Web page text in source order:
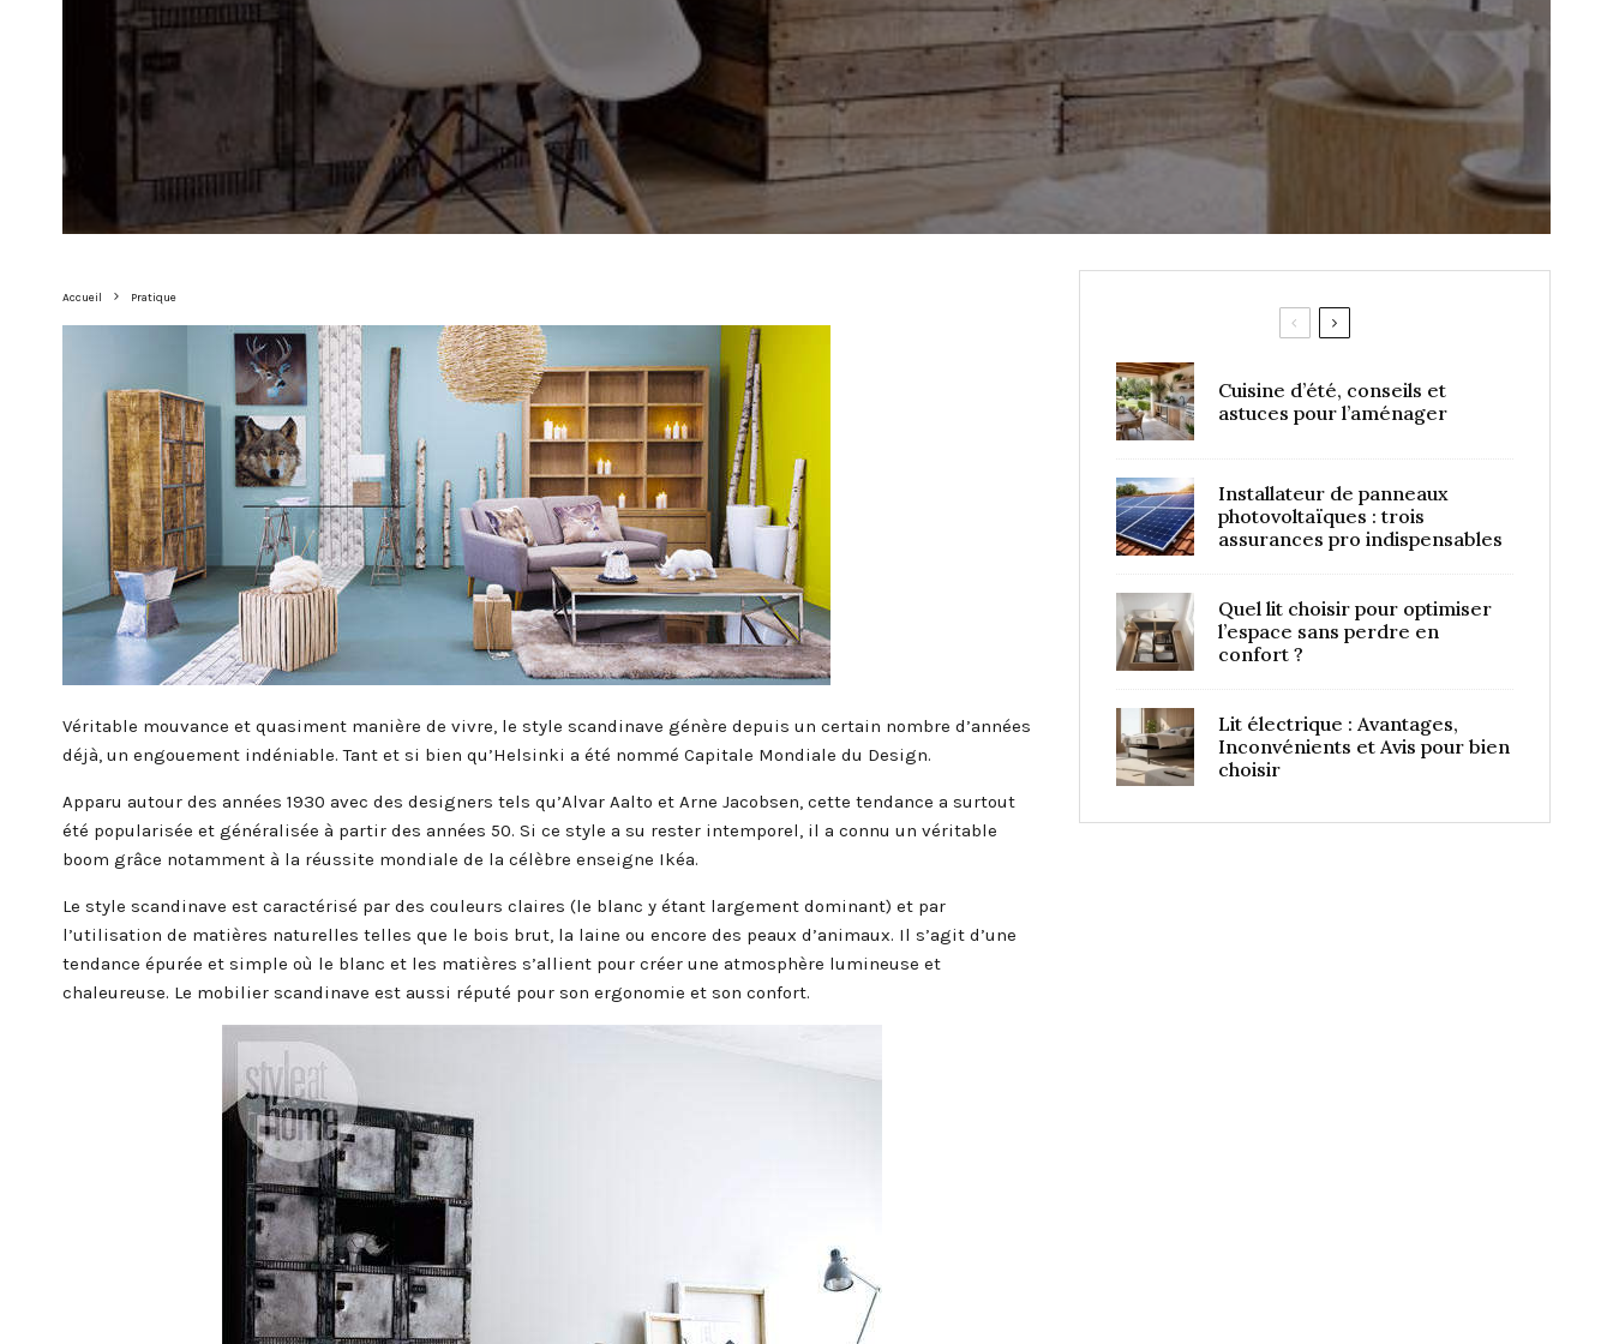
Accueil Pratique
Véritable mouvance et quasiment manière de vivre, le style scandinave génère depuis un certain nombre d’années
déjà, un engouement indéniable. Tant et si bien qu’Helsinki a été nommé Capitale Mondiale du Design.
Apparu autour des années 1930 avec des designers tels qu’Alvar Aalto et Arne Jacobsen, cette tendance a surtout
été popularisée et généralisée à partir des années 50. Si ce style a su rester intemporel, il a connu un véritable
boom grâce notamment à la réussite mondiale de la célèbre enseigne Ikéa.
Le style scandinave est caractérisé par des couleurs claires (le blanc y étant largement dominant) et par
l’utilisation de matières naturelles telles que le bois brut, la laine ou encore des peaux d’animaux. Il s’agit d’une
tendance épurée et simple où le blanc et les matières s’allient pour créer une atmosphère lumineuse et
chaleureuse. Le mobilier scandinave est aussi réputé pour son ergonomie et son confort.
Cuisine d’été, conseils et
astuces pour l’aménager
Installateur de panneaux
photovoltaïques : trois
assurances pro indispensables
Quel lit choisir pour optimiser
l’espace sans perdre en
confort ?
Lit électrique : Avantages,
Inconvénients et Avis pour bien
choisir